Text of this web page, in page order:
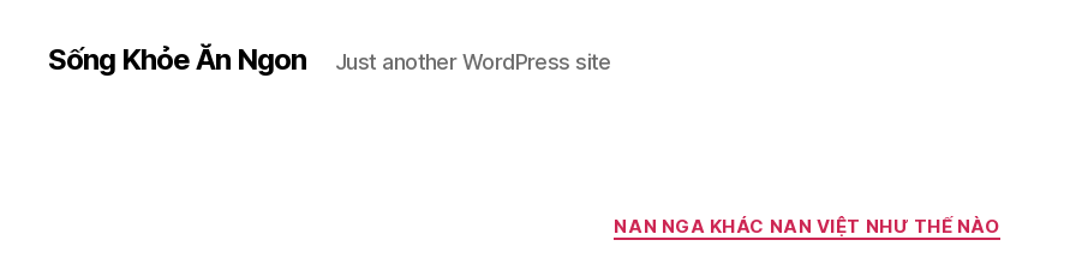
Sống Khỏe Ăn Ngon Just another WordPress site
Categories
NAN NGA KHÁC NAN VIỆT NHƯ THẾ NÀO